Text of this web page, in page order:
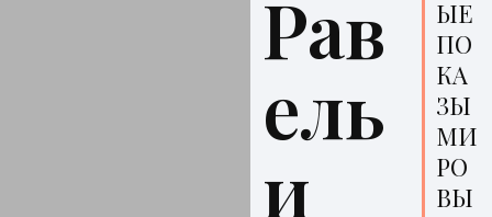
Рав
ель
и
ЫЕ
ПО
КА
ЗЫ
МИ
РО
ВЫ